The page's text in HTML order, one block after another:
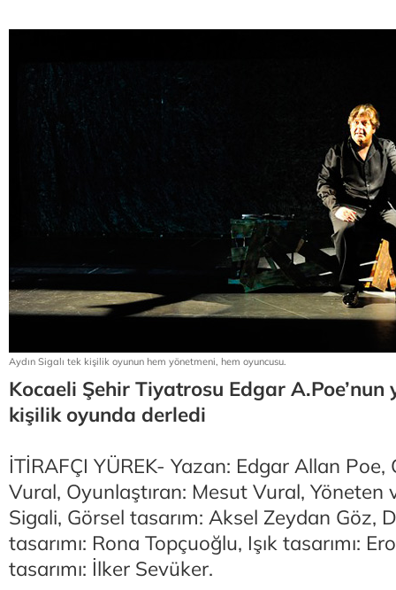
Aydın Sigalı tek kişilik oyunun hem yönetmeni, hem oyuncusu.
Kocaeli Şehir Tiyatrosu Edgar A.Poe’nun
kişilik oyunda derledi
İTİRAFÇI YÜREK- Yazan: Edgar Allan Poe,
Vural, Oyunlaştıran: Mesut Vural, Yöneten
Sigali, Görsel tasarım: Aksel Zeydan Göz,
tasarımı: Rona Topçuoğlu, Işık tasarımı:
tasarımı: İlker Sevüker.